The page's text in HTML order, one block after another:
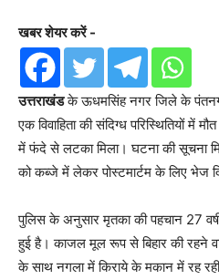
खबर शेयर करें -
उत्तराखंडके ऊधमसिंह नगर जिले के
एक विवाहिता की संदिग्ध परिस्थितियों
में फंदे से लटका मिला। घटना की सूचना
को कब्जे में लेकर पोस्टमार्टम के लिए भेज
पुलिस के अनुसार मृतका की पहचान 27
हुई है। काजल मूल रूप से बिहार की रहने
के साथ नगला में किराये के मकान में रह